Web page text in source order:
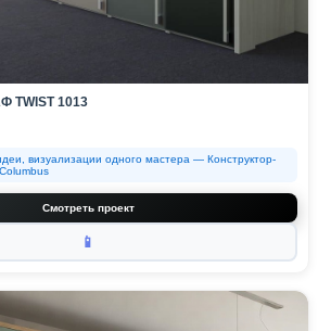
1013
визуализации одного мастера — Конструктор-
Смотреть проект
📱